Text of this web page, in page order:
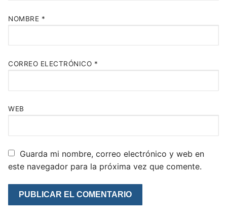
NOMBRE *
CORREO ELECTRÓNICO *
WEB
Guarda mi nombre, correo electrónico y web en
este navegador para la próxima vez que comente.